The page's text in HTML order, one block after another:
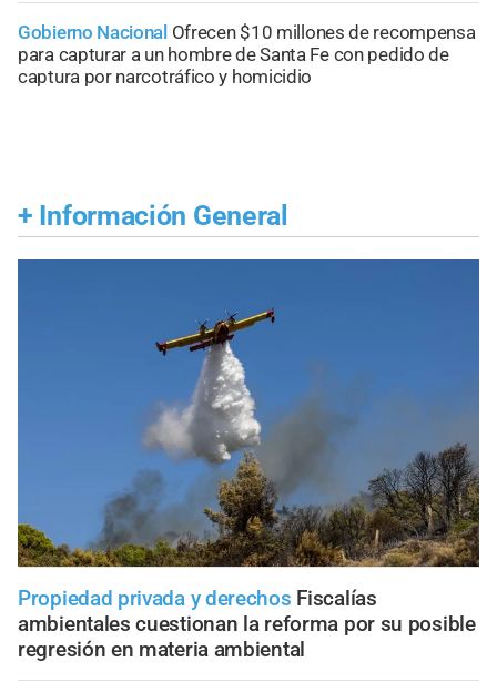
Gobierno Nacional Ofrecen $10 millones de recompensa
para capturar a un hombre de Santa Fe con pedido de
captura por narcotráfico y homicidio
+ Información General
Propiedad privada y derechos Fiscalías
ambientales cuestionan la reforma por su posible
regresión en materia ambiental